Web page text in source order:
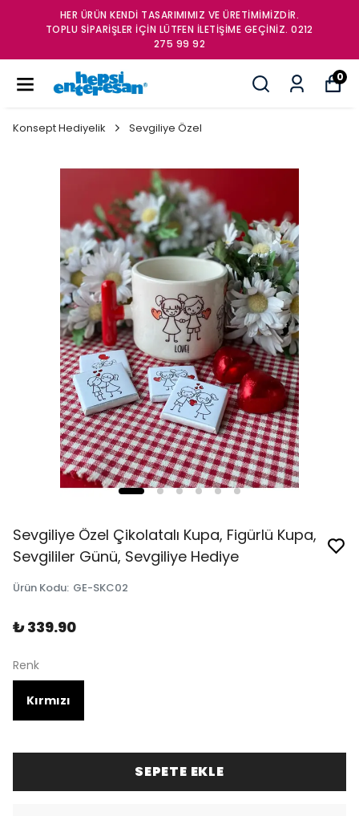
HER ÜRÜN KENDİ TASARIMIMIZ VE ÜRETİMİMİZDİR.
TOPLU SİPARİŞLER İÇİN LÜTFEN İLETİŞİME GEÇİNİZ. 0212
275 99 92
0
Konsept Hediyelik Sevgiliye Özel
Sevgiliye Özel Çikolatalı Kupa, Figürlü Kupa,
Sevgililer Günü, Sevgiliye Hediye
Ürün Kodu: GE-SKC02
₺ 339.90
Renk
Kırmızı
SEPETE EKLE